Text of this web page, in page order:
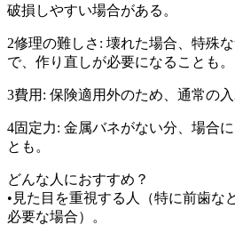
破損しやすい場合がある。
2修理の難しさ: 壊れた場合、特殊
で、作り直しが必要になることも。
3費用: 保険適用外のため、通常の
4固定力: 金属バネがない分、場合
とも。
どんな人におすすめ？
•見た目を重視する人（特に前歯な
必要な場合）。